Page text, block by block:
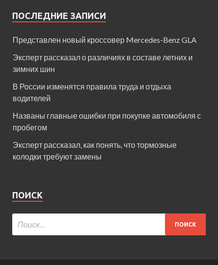
ПОСЛЕДНИЕ ЗАПИСИ
Представлен новый кроссовер Mercedes-Benz GLA
Эксперт рассказал о различиях в составе летних и
зимних шин
В России изменятся правила труда и отдыха
водителей
Названы главные ошибки при покупке автомобиля с
пробегом
Эксперт рассказал, как понять, что тормозные
колодки требуют замены
ПОИСК